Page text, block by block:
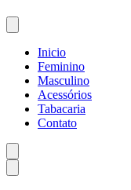
Inicio
Feminino
Masculino
Acessórios
Tabacaria
Contato